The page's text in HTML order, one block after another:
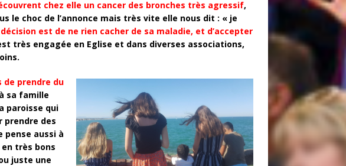
chez elle un cancer des bronches très agressif,
le choc de l’annonce mais très vite elle nous dit : « je
est de ne rien cacher de sa maladie, et d’accepter
très engagée en Eglise et dans diverses associations,
de prendre du
sa famille
paroisse qui
prendre des
pense aussi à
très bons
juste une